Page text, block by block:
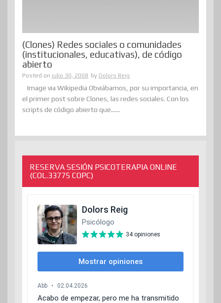
(Clones) Redes sociales o comunidades
(institucionales, educativas), de código
abierto
Posted on julio 30, 2008 by Dolors Reig
Image via Wikipedia Obviábamos, por su importancia, en
el primer post sobre Clones, las redes sociales. Con los
scripts de código abierto que......
RESERVA SESIÓN PSICOTERAPIA ONLINE
(COL.33775 COPC)